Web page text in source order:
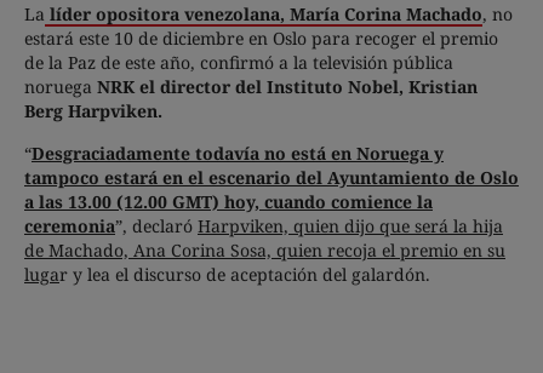
La líder opositora venezolana, María Corina Machado, no
estará este 10 de diciembre en Oslo para recoger el premio
de la Paz de este año, confirmó a la televisión pública
noruega NRK el director del Instituto Nobel, Kristian
Berg Harpviken.
“Desgraciadamente todavía no está en Noruega y
tampoco estará en el escenario del Ayuntamiento de Oslo
a las 13.00 (12.00 GMT) hoy, cuando comience la
ceremonia”, declaró Harpviken, quien dijo que será la hija
de Machado, Ana Corina Sosa, quien recoja el premio en su
lugar y lea el discurso de aceptación del galardón.